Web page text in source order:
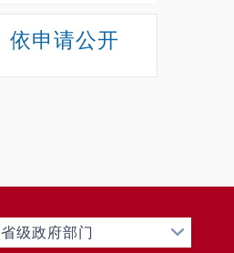
依申请公开
省级政府部门